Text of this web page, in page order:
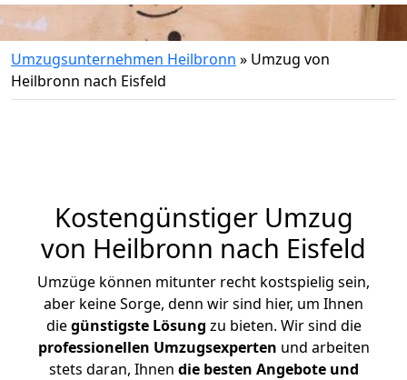
Umzugsunternehmen Heilbronn » Umzug von
Heilbronn nach Eisfeld
Kostengünstiger Umzug
von Heilbronn nach Eisfeld
Umzüge können mitunter recht kostspielig sein,
aber keine Sorge, denn wir sind hier, um Ihnen
diegünstigste Lösung zu bieten. Wir sind die
professionellen Umzugsexperten und arbeiten
stets daran, Ihnen die besten Angebote und